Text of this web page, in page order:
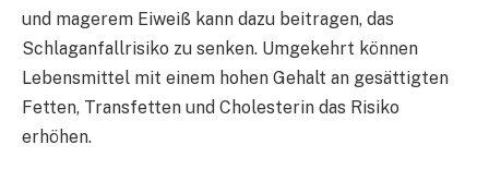
und magerem Eiweiß kann dazu beitragen, das
Schlaganfallrisiko zu senken. Umgekehrt können
Lebensmittel mit einem hohen Gehalt an gesättigten
Fetten, Transfetten und Cholesterin das Risiko
erhöhen.